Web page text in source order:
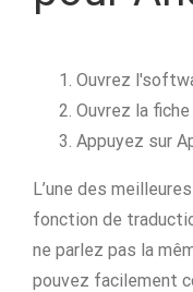
Ouvrez
Ouvrez la
Appuyez sur
L’une des
fonction de
ne parlez pas la
pouvez facilement